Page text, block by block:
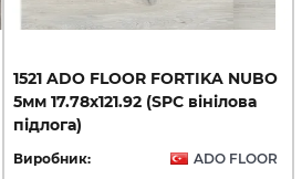
1521 ADO FLOOR FORTIKA NUBO
5мм 17.78х121.92 (SPC вінілова
підлога)
Виробник:
ADO FLOOR